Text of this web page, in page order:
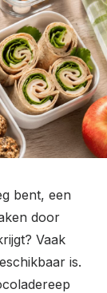
bent, een
door
Vaak
is.